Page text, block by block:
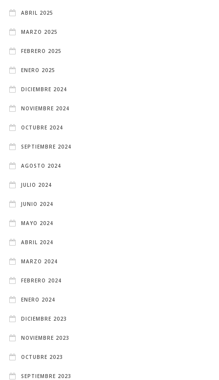
ABRIL 2025
MARZO 2025
FEBRERO 2025
ENERO 2025
DICIEMBRE 2024
NOVIEMBRE 2024
OCTUBRE 2024
SEPTIEMBRE 2024
AGOSTO 2024
JULIO 2024
JUNIO 2024
MAYO 2024
ABRIL 2024
MARZO 2024
FEBRERO 2024
ENERO 2024
DICIEMBRE 2023
NOVIEMBRE 2023
OCTUBRE 2023
SEPTIEMBRE 2023